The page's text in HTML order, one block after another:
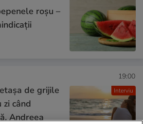
roșu –
Interviu
19:00
de grijile
zi când
Andreea